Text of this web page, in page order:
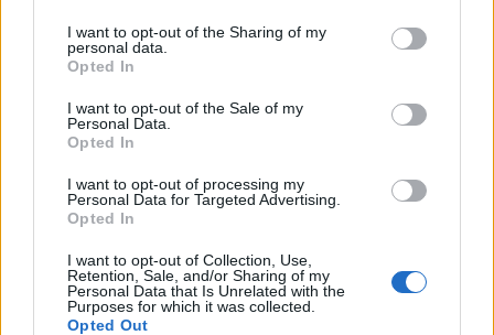
I want to opt-out of the Sharing of my
personal data.
Opted In
I want to opt-out of the Sale of my
Personal Data.
Opted In
I want to opt-out of processing my
Personal Data for Targeted Advertising.
Opted In
I want to opt-out of Collection, Use,
Retention, Sale, and/or Sharing of my
Personal Data that Is Unrelated with the
Purposes for which it was collected.
Opted Out
ALTRE NOTIZIE DI ALBIZZATE